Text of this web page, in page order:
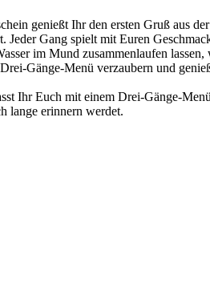
genießt Ihr den ersten Gruß aus
Gang spielt mit Euren
im Mund zusammenlaufen
Gänge-Menü verzaubern und
Ihr Euch mit einem Drei-Gänge-
lange erinnern werdet.